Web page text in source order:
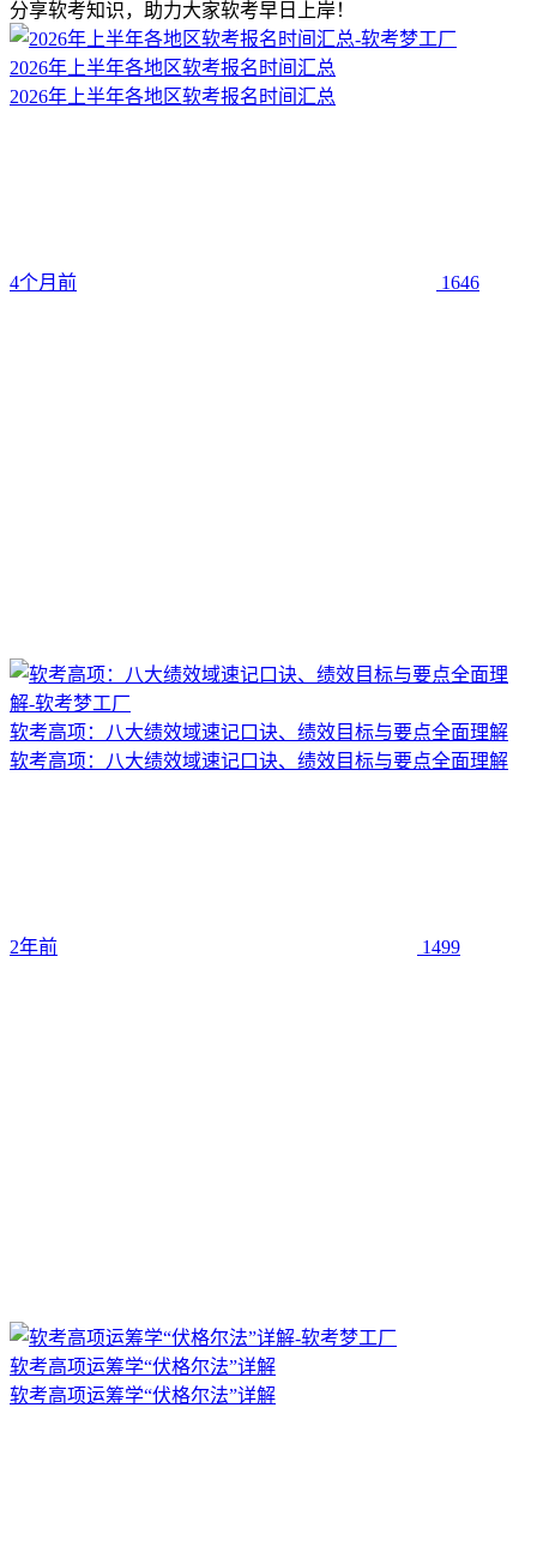
分享软考知识，助力大家软考早日上岸！
2026年上半年各地区软考报名时间汇总
2026年上半年各地区软考报名时间汇总
4个月前 1646
软考高项：八大绩效域速记口诀、绩效目标与要点全面理解
软考高项：八大绩效域速记口诀、绩效目标与要点全面理解
2年前 1499
软考高项运筹学“伏格尔法”详解
软考高项运筹学“伏格尔法”详解